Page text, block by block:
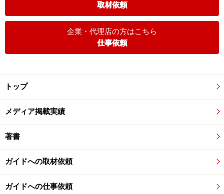
取材依頼
企業・代理店の方はこちら
仕事依頼
トップ
メディア掲載実績
著書
ガイドへの取材依頼
ガイドへの仕事依頼